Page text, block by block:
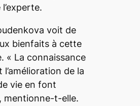
voit de
bienfaits à cette
« La connaissance
l’amélioration de la
vie en font
mentionne-t-elle.